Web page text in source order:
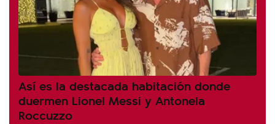
Así es la destacada habitación donde
duermen Lionel Messi y Antonela
Roccuzzo